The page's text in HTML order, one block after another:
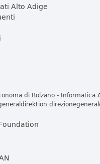
Alto Adige
di Bolzano - Informatica